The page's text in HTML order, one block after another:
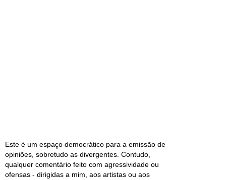
Este é um espaço democrático para a emissão de
opiniões, sobretudo as divergentes. Contudo,
qualquer comentário feito com agressividade ou
ofensas - dirigidas a mim, aos artistas ou aos